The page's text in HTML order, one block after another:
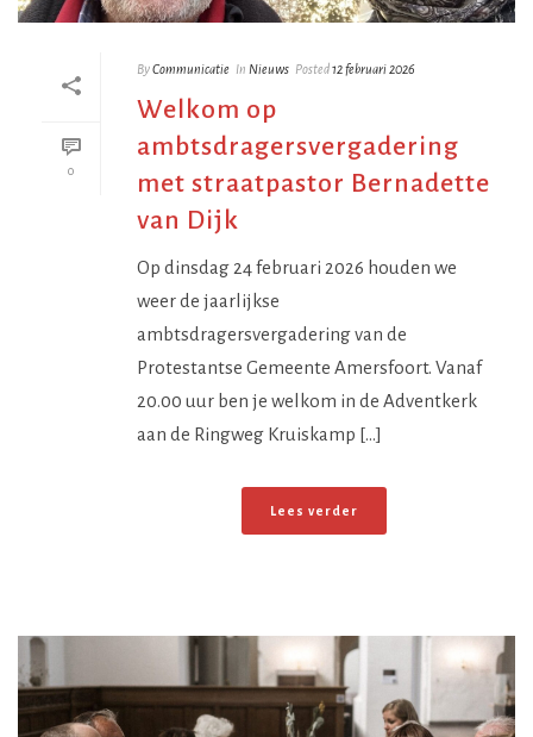
0
ByCommunicatie In Nieuws Posted12 februari 2026
Welkom op
ambtsdragersvergadering
met straatpastor Bernadette
van Dijk
Op dinsdag 24 februari 2026 houden we
weer de jaarlijkse
ambtsdragersvergadering van de
Protestantse Gemeente Amersfoort. Vanaf
20.00 uur ben je welkom in de Adventkerk
aan de Ringweg Kruiskamp [...]
Lees verder